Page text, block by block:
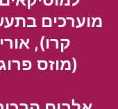
מוערכים
קרו),
(מוזס